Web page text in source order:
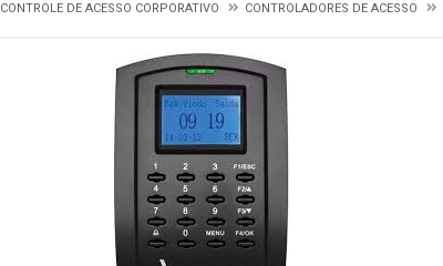
CONTROLE DE ACESSO CORPORATIVO CONTROLADORES DE ACESSO